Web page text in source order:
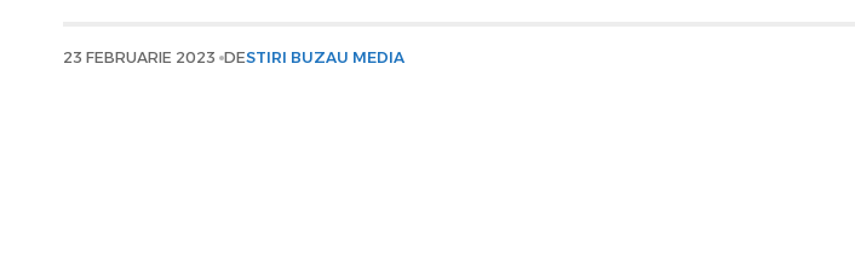
23 FEBRUARIE 2023 DESTIRI BUZAU MEDIA